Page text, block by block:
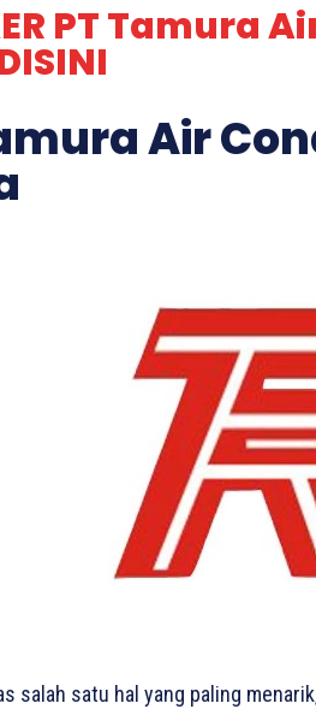
PT Tamura
Air
salah satu hal yang paling